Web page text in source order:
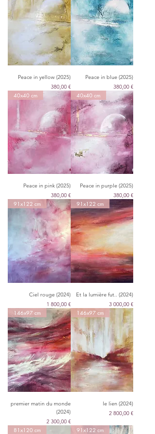
Peace in yellow (2025)
Цена
380,00 €
Peace in blue (2025)
Цена
380,00 €
40x40 cm
Peace in pink (2025)
Цена
380,00 €
40x40 cm
Peace in purple (2025)
Цена
380,00 €
91x122 cm
Ciel rouge (2024)
Цена
1 800,00 €
91x122 cm
Et la lumière fut.. (2024)
Цена
3 000,00 €
146x97 cm
premier matin du monde
(2024)
Цена
2 300,00 €
146x97 cm
le lien (2024)
Цена
2 800,00 €
81x120 cm 91x122 cm